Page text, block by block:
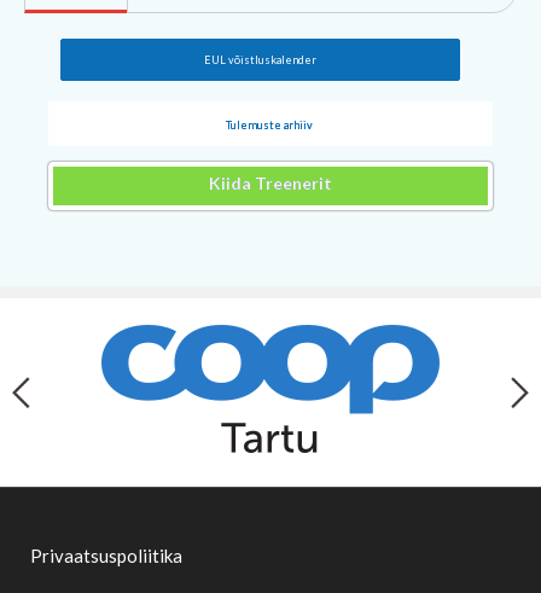
EUL võistluskalender
Tulemuste arhiiv
Kiida Treenerit
Privaatsuspoliitika